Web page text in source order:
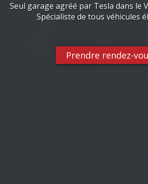
Seul garage agréé par Tesla dans le
Spécialiste de tous véhicules
Prendre rendez-